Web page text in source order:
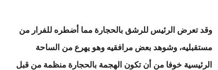
وقد تعرض الرئيس للرشق بالحجارة مما أضطره للفرار من
مستقبليه، وشوهد بعض مرافقيه وهو يهرع من الساحة
الرئيسية خوفا من أن تكون الهجمة بالحجارة منظمة من قبل